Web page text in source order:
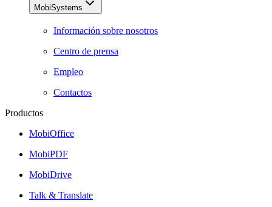
MobiSystems
Información sobre nosotros
Centro de prensa
Empleo
Contactos
Productos
MobiOffice
MobiPDF
MobiDrive
Talk & Translate